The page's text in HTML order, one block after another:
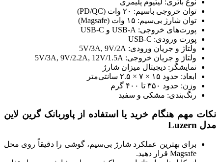
توان خروجی باسیم: ۲۰ وات (PD/QC)
توان شارژ بی‌سیم: ۱۵ وات (Magsafe)
پورت‌های خروجی: USB-A و USB-C
پورت ورودی: USB-C
ولتاژ و جریان ورودی: 5V/3A, 9V/2A
ولتاژ و جریان خروجی: 5V/3A, 9V/2.2A, 12V/1.5A
نمایشگر: دیجیتال میزان شارژ
ابعاد: حدود ۱۵ × ۷ × ۲.۵ سانتی‌متر
وزن: حدود ۳۵۰ تا ۴۰۰ گرم
رنگ‌بندی: مشکی و سفید
نکات مهم هنگام خرید یا استفاده از پاوربانک گرین لاین
مدل Luzern
برای بهترین عملکرد شارژ بی‌سیم، گوشی را دقیقاً روی محل
Magsafe قرار دهید.